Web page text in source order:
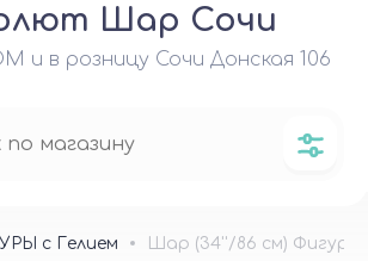
Шар Сочи
в розницу Сочи Донская 106
с Гелием Шар (34''/86 см)